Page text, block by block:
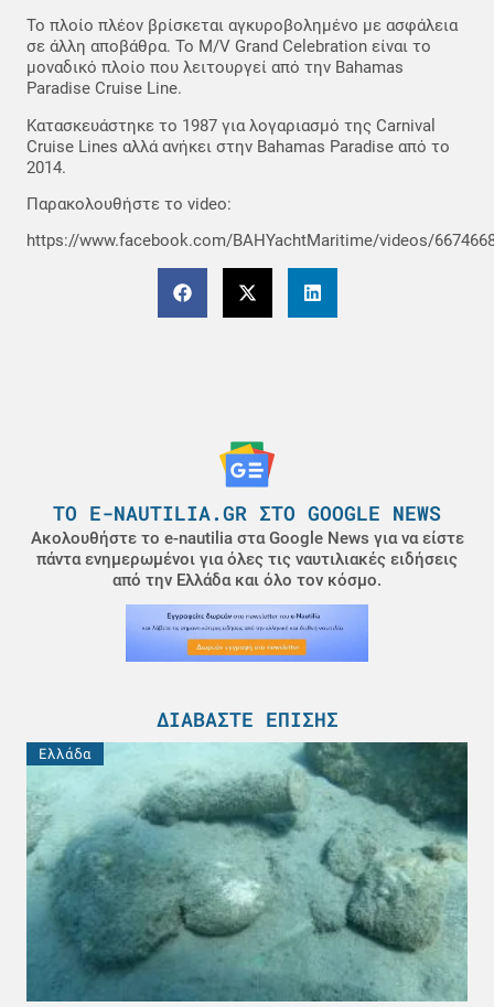
Το πλοίο πλέον βρίσκεται αγκυροβολημένο με ασφάλεια
σε άλλη αποβάθρα. Το M/V Grand Celebration είναι το
μοναδικό πλοίο που λειτουργεί από την Bahamas
Paradise Cruise Line.
Κατασκευάστηκε το 1987 για λογαριασμό της Carnival
Cruise Lines αλλά ανήκει στην Bahamas Paradise από το
2014.
Παρακολουθήστε το video:
https://www.facebook.com/BAHYachtMaritime/videos/
ΤΟ E-NAUTILIA.GR ΣΤΟ GOOGLE NEWS
Ακολουθήστε το e-nautilia στα Google News για να είστε
πάντα ενημερωμένοι για όλες τις ναυτιλιακές ειδήσεις
από την Ελλάδα και όλο τον κόσμο.
ΔΙΑΒΆΣΤΕ ΕΠΊΣΗΣ
Ελλάδα